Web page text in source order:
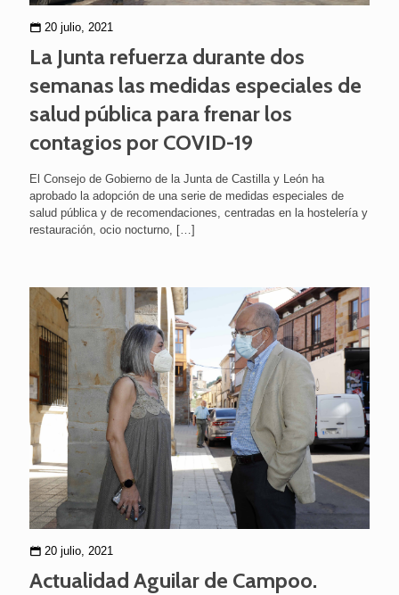
20 julio, 2021
La Junta refuerza durante dos
semanas las medidas especiales de
salud pública para frenar los
contagios por COVID-19
El Consejo de Gobierno de la Junta de Castilla y León ha
aprobado la adopción de una serie de medidas especiales de
salud pública y de recomendaciones, centradas en la hostelería y
restauración, ocio nocturno, […]
20 julio, 2021
Actualidad Aguilar de Campoo.